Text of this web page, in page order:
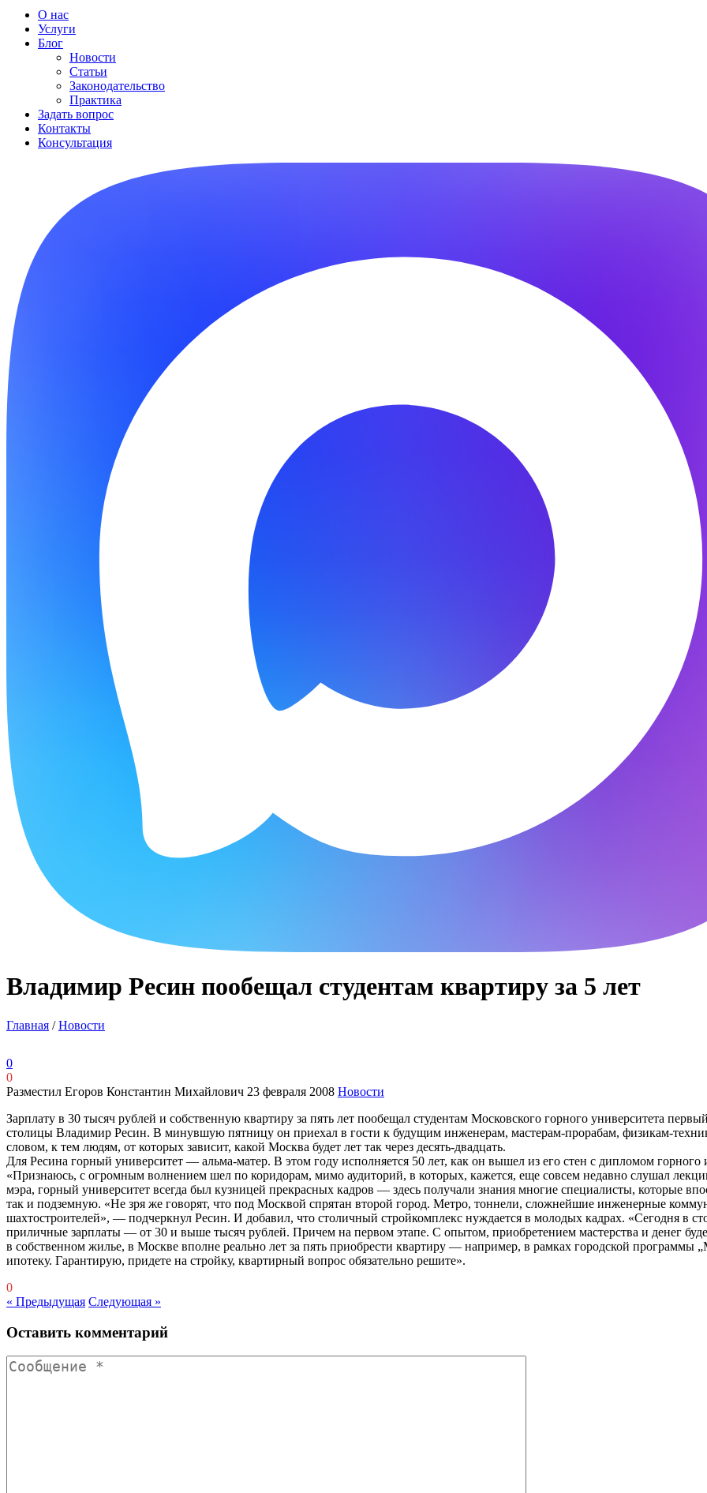
О нас
Услуги
Блог
Новости
Статьи
Законодательство
Практика
Задать вопрос
Контакты
Консультация
Владимир Ресин пообещал студентам квартиру за 5 лет
Главная /Новости
0
0
Разместил Егоров Константин Михайлович 23 февраля 2008 Новости
Зарплату в 30 тысяч рублей и собственную квартиру за пять лет пообещал студентам Московского горного университета
столицы Владимир Ресин. В минувшую пятницу он приехал в гости к будущим инженерам, мастерам-прорабам, физикам-
словом, к тем людям, от которых зависит, какой Москва будет лет так через десять-двадцать.
Для Ресина горный университет — альма-матер. В этом году исполняется 50 лет, как он вышел из его стен с дипломом горного
«Признаюсь, с огромным волнением шел по коридорам, мимо аудиторий, в которых, кажется, еще совсем недавно слушал
мэра, горный университет всегда был кузницей прекрасных кадров — здесь получали знания многие специалисты, которые
так и подземную. «Не зря же говорят, что под Москвой спрятан второй город. Метро, тоннели, сложнейшие инженерные
шахтостроителей», — подчеркнул Ресин. И добавил, что столичный стройкомплекс нуждается в молодых кадрах. «Сегодня в
приличные зарплаты — от 30 и выше тысяч рублей. Причем на первом этапе. С опытом, приобретением мастерства и денег
в собственном жилье, в Москве вполне реально лет за пять приобрести квартиру — например, в рамках городской программы
ипотеку. Гарантирую, придете на стройку, квартирный вопрос обязательно решите».
0
« Предыдущая Следующая »
Оставить комментарий